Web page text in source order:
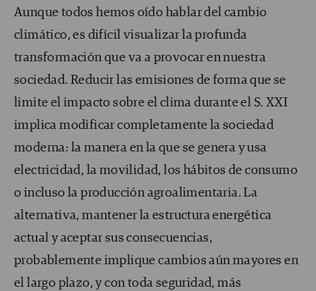
Aunque todos hemos oído hablar del cambio
climático, es difícil visualizar la profunda
transformación que va a provocar en nuestra
sociedad. Reducir las emisiones de forma que se
limite el impacto sobre el clima durante el S. XXI
implica modificar completamente la sociedad
moderna: la manera en la que se genera y usa
electricidad, la movilidad, los hábitos de consumo
o incluso la producción agroalimentaria. La
alternativa, mantener la estructura energética
actual y aceptar sus consecuencias,
probablemente implique cambios aún mayores en
el largo plazo, y con toda seguridad, más